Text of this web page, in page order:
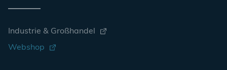
Industrie & Großhandel
Webshop